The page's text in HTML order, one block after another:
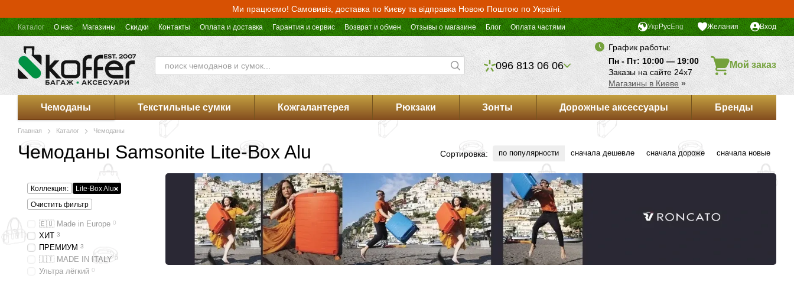
Ми працюємо! Самовивіз, доставка по Києву та відправка Новою Поштою по Україні.
Каталог О нас Магазины Скидки Контакты Оплата и доставка Гарантия и сервис Возврат и обмен Отзывы о магазине Блог
Оплата частями
Оферта магазина Koffer.UA
УкрРусEng Желания Вход
096 813 06 06
График работы:
Пн - Пт: 10:00 — 19:00
Заказы на сайте 24х7
Магазины в Киеве »
Мой заказ
Чемоданы Текстильные сумки Кожгалантерея Рюкзаки Зонты Дорожные аксессуары Бренды
Главная Каталог Чемоданы
Чемоданы Samsonite Lite-Box Alu Сортировка: по популярности сначала дешевле сначала дороже сначала новые
Коллекция:
Lite-Box Alu
Очистить фильтр
🇪🇺 Made in Europe 0
ХИТ 3
ПРЕМИУМ 3
🇮🇹 MADE IN ITALY 0
Ультра лёгкий 0